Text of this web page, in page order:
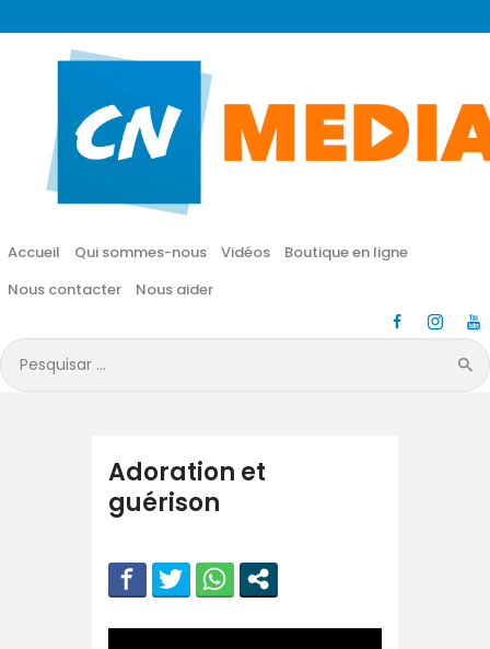
Accueil Qui sommes-nous Vidéos
Boutique en ligne
Nous contacter
Nous aider
Pesquisar
por:
CN MÉDIA
Une vie nouvelle en JESUS !
Accueil
Vidéos
Boutique en ligne
Nous aider
Adoration et
guérison